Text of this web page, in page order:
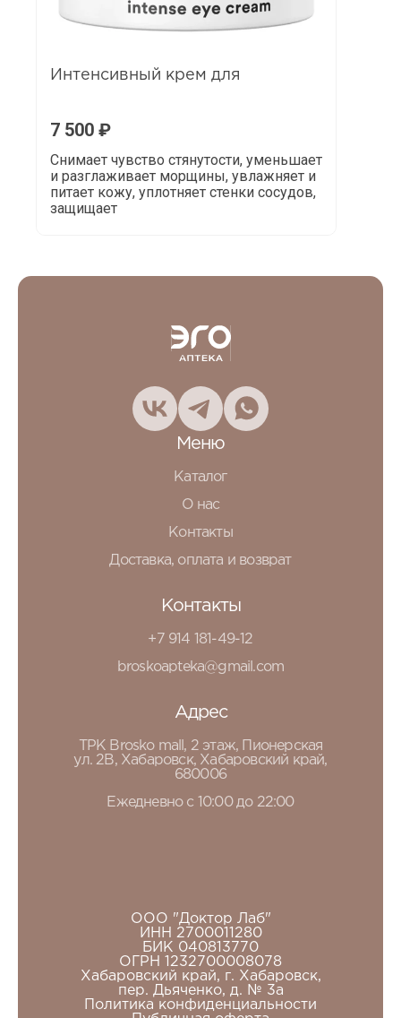
Интенсивный крем для
7 500 ₽
Снимает чувство стянутости, уменьшает
и разглаживает морщины, увлажняет и
питает кожу, уплотняет стенки сосудов,
защищает
Меню
Каталог
О нас
Контакты
Доставка, оплата и возврат
Контакты
+7 914 181-49-12
broskoapteka@gmail.com
Адрес
ТРК Brosko mall, 2 этаж, Пионерская
ул. 2В, Хабаровск, Хабаровский край,
680006
Ежедневно с 10:00 до 22:00
ООО "Доктор Лаб"
ИНН 2700011280
БИК 040813770
ОГРН 1232700008078
Хабаровский край, г. Хабаровск,
пер. Дьяченко, д. № 3а
Политика конфиденциальности